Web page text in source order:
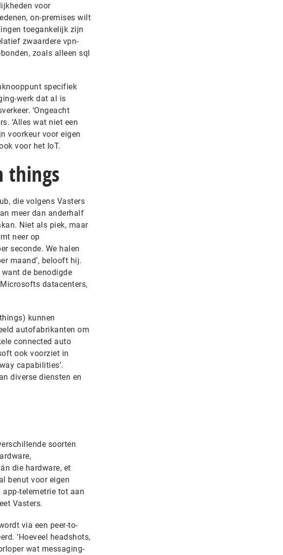
voor
on-premises wilt
toegankelijk zijn
zwaardere vpn-
zoals alleen sql
specifiek
werk dat al is
‘Ongeacht
‘Alles wat niet een
voorkeur voor eigen
voor het IoT.
things
die volgens Vasters
meer dan anderhalf
Niet als piek, maar
neer op
seconde. We halen
maand’, belooft hij.
de benodigde
datacenters,
kunnen
autofabrikanten om
connected auto
ook voorziet in
capabilities’.
diverse diensten en
soorten
die hardware, et
benut voor eigen
telemetrie tot aan
Vasters.
via een peer-to-
‘Hoeveel headshots,
wat messaging-